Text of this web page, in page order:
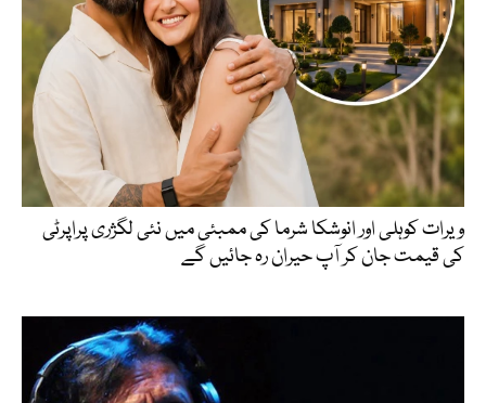
ویرات کوہلی اور انوشکا شرما کی ممبئی میں نئی لگژری پراپرٹی
کی قیمت جان کر آپ حیران رہ جائیں گے